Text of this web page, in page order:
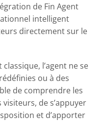
de Fin Agent
intelligent
directement sur le
l’agent ne se
ou à des
de comprendre les
de s’appuyer
et d’apporter